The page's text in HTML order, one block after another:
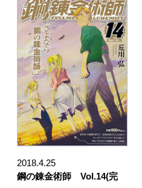
2018.4.25
鋼の錬金術師 Vol.14(完